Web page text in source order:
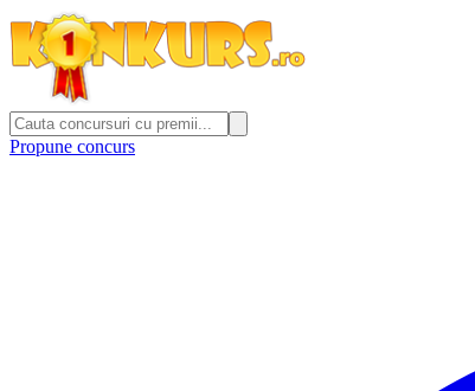
Propune concurs